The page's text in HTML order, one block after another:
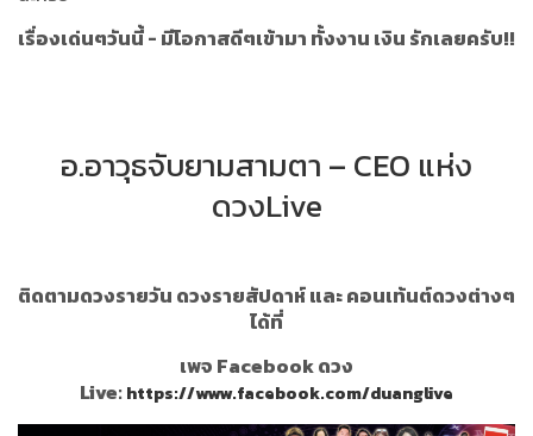
เรื่องเด่นๆวันนี้ - มีโอกาสดีๆเข้ามา ทั้งงาน เงิน รักเลยครับ!!
อ.อาวุธจับยามสามตา – CEO แห่ง
ดวงLive
ติดตามดวงรายวัน ดวงรายสัปดาห์ และ คอนเท้นต์ดวงต่างๆ
ได้ที่
เพจ Facebook ดวง
Live:https://www.facebook.com/duanglive